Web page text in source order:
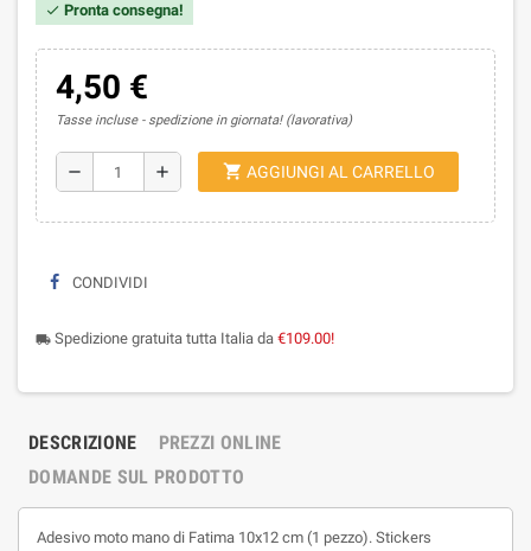
check Pronta consegna!
4,50 €
Tasse incluse spedizione in giornata! (lavorativa)
remove add shopping_cart AGGIUNGI AL CARRELLO
CONDIVIDI
local_shipping Spedizione gratuita tutta Italia da €109.00!
DESCRIZIONE
PREZZI ONLINE
DOMANDE SUL PRODOTTO
Adesivo moto mano di Fatima 10x12 cm (1 pezzo). Stickers